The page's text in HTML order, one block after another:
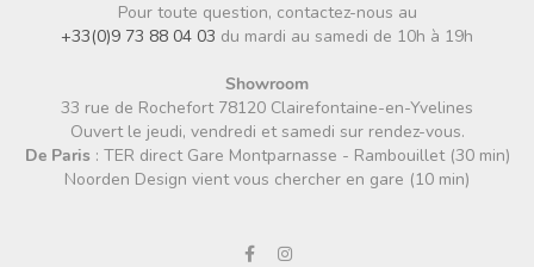
Pour toute question, contactez-nous au
+33(0)9 73 88 04 03 du mardi au samedi de 10h à 19h
Showroom
33 rue de Rochefort 78120 Clairefontaine-en-Yvelines
Ouvert le jeudi, vendredi et samedi sur rendez-vous.
De Paris : TER direct Gare Montparnasse - Rambouillet (30 min)
Noorden Design vient vous chercher en gare (10 min)